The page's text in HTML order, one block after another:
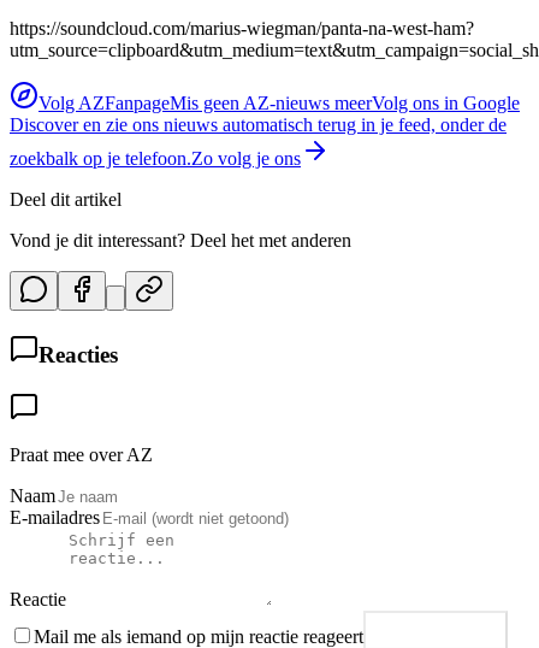
https://soundcloud.com/marius-wiegman/panta-na-west-ham?
Volg AZFanpageMis geen AZ-nieuws meerVolg ons in Google
Discover en zie ons nieuws automatisch terug in je feed, onder de
zoekbalk op je telefoon.Zo volg je ons
Deel dit artikel
Vond je dit interessant? Deel het met anderen
Reacties
Praat mee over AZ
Naam
E-mailadres
Reactie
Mail me als iemand op mijn reactie reageert